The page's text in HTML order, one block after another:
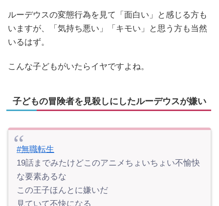
ルーデウスの変態行為を見て「面白い」と感じる方も
いますが、「気持ち悪い」「キモい」と思う方も当然
いるはず。
こんな子どもがいたらイヤですよね。
子どもの冒険者を見殺しにしたルーデウスが嫌い
#無職転生
19話までみたけどこのアニメちょいちょい不愉快
な要素あるな
この王子ほんとに嫌いだ
見ていて不快になる